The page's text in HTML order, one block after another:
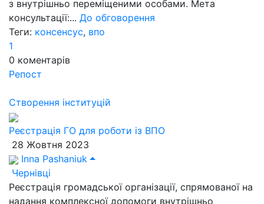
з внутрішньо переміщеними особами. Мета
консультації:... До обговорення
Теги: консенсус, впо
1
0 коментарів
Репост
Створення інституцій
Реєстрація ГО для роботи із ВПО
28 Жовтня 2023
Inna Pashaniuk
Чернівці
Реєстрація громадської організації, спрямованої на
надання комплексної допомоги внутрішньо